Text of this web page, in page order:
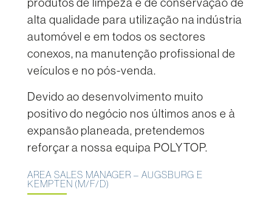
alta qualidade para utilização na indústria
automóvel e em todos os sectores
conexos, na manutenção profissional de
veículos e no pós-venda.
Devido ao desenvolvimento muito
positivo do negócio nos últimos anos e à
expansão planeada, pretendemos
reforçar a nossa equipa POLYTOP.
AREA SALES MANAGER – AUGSBURG E
KEMPTEN (M/F/D)